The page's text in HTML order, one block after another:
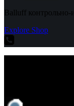
Balluff
Explore Shop